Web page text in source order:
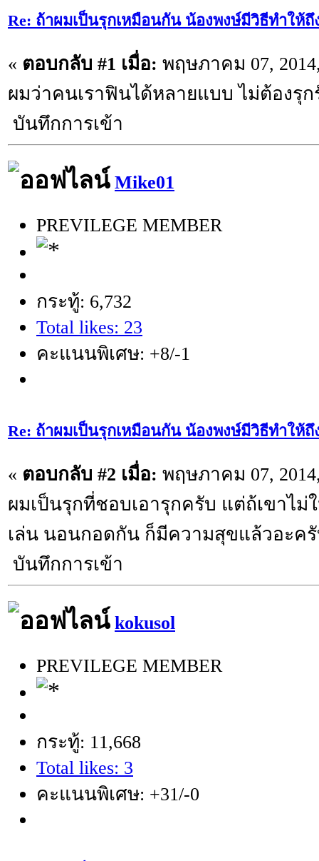
Re: ถ้าผมเป็นรุกเหมือนกัน น้องพงษ์มีวิธีทำให้ถึ
« ตอบกลับ #1 เมื่อ: พฤษภาคม 07,
ผมว่าคนเราฟินได้หลายแบบ ไม่ต้องรุก
บันทึกการเข้า
Mike01
PREVILEGE MEMBER
กระทู้: 6,732
Total likes: 23
คะแนนพิเศษ: +8/-1
Re: ถ้าผมเป็นรุกเหมือนกัน น้องพงษ์มีวิธีทำให้ถึ
« ตอบกลับ #2 เมื่อ: พฤษภาคม 07,
ผมเป็นรุกที่ชอบเอารุกครับ แต่ถ้เขาไม่
เล่น นอนกอดกัน ก็มีความสุขแล้วอะค
บันทึกการเข้า
kokusol
PREVILEGE MEMBER
กระทู้: 11,668
Total likes: 3
คะแนนพิเศษ: +31/-0